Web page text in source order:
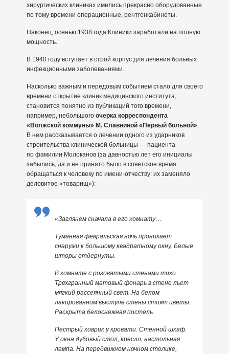
хирургических клиниках имелись прекрасно оборудованные
по тому времени операционные, рентгенкабинеты.
Наконец, осенью 1938 года Клиники заработали на полную
мощность.
В 1940 году вступает в строй корпус для лечения больных
инфекционными заболеваниями.
Насколько важным и передовым событием стало для своего
времени открытие клиник медицинского института,
становится понятно из публикаций того времени,
например, небольшого очерка корреспондента
«Волжской коммуны» М. Славниной «Первый больной»
В нем рассказывается о лечении одного из ударников
строительства клинической больницы — пациента
по фамилии Молоканов (за давностью лет его инициалы
забылись, да и не принято было в советское время
обращаться к человеку по имени-отчеству: их заменяло
деловитое «товарищ»):
«Заглянем сначала в его комнату…
Туманная февральская ночь проникает
снаружи к большому квадратному окну. Белые
шторы отдернуты.
В комнате с розоватыми стенами тихо.
Трехгранный матовый фонарь в стене льет
мягкий рассеянный свет. На белом
лакированном выступе стены стоят цветы.
Раскрыта белоснежная постель.
Пестрый коврик у кровати. Стенной шкаф.
У окна дубовый стол, кресло, настольная
лампа. На передвижном ночном столике,